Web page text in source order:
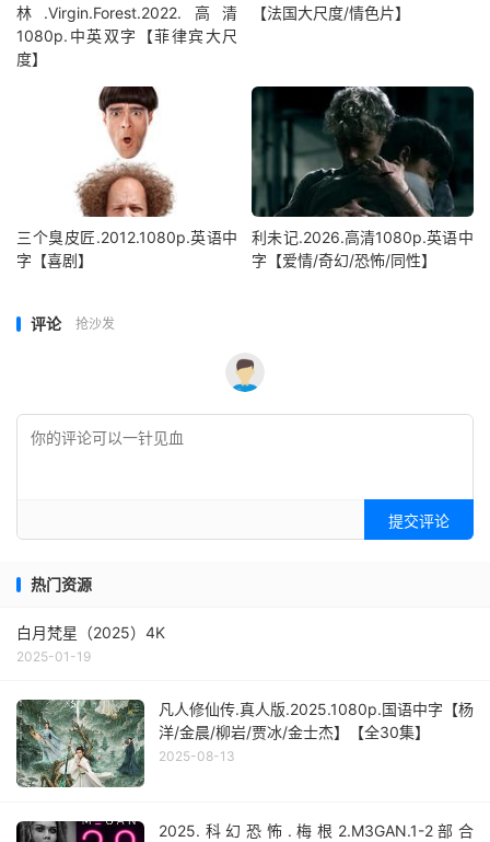
林.Virgin.Forest.2022.高清
1080p.中英双字【菲律宾大尺
度】
【法国大尺度/情色片】
三个臭皮匠.2012.1080p.英语中
字【喜剧】
利未记.2026.高清1080p.英语中
字【爱情/奇幻/恐怖/同性】
评论 抢沙发
提交评论
热门资源
白月梵星（2025）4K
2025-01-19
凡人修仙传.真人版.2025.1080p.国语中字【杨
洋/金晨/柳岩/贾冰/金士杰】【全30集】
2025-08-13
2025.科幻恐怖.梅根2.M3GAN.1-2部合